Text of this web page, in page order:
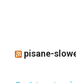
pisane-